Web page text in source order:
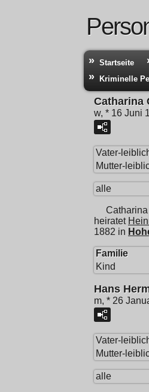
Startseite
Kriminelle
Catharina
w, * 16 Juni
Vater-
Mutter-
alle
heiratet
1882 in
Familie
Kind
Hans
m, * 26
Vater-
Mutter-
alle